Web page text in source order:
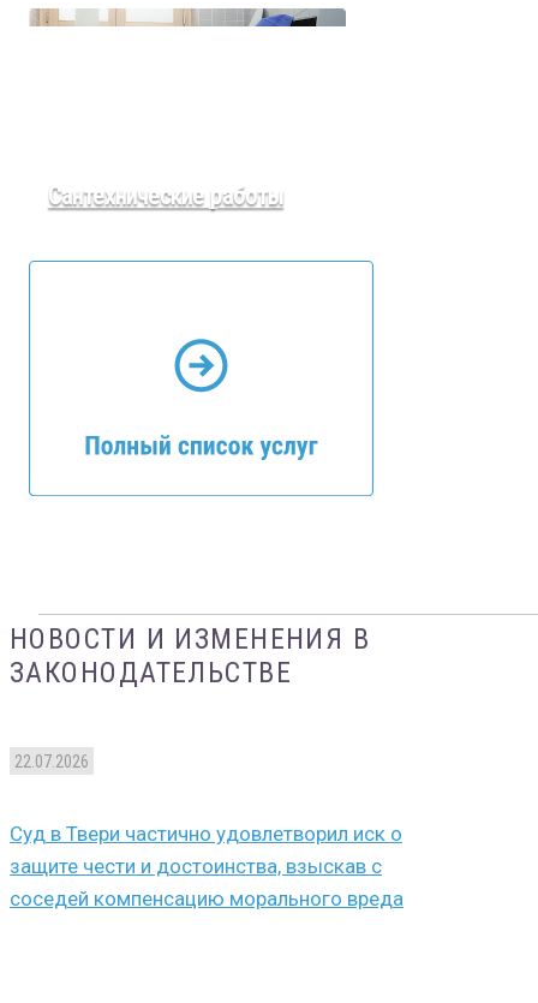
Сантехнические работы
НОВОСТИ И ИЗМЕНЕНИЯ В
ЗАКОНОДАТЕЛЬСТВЕ
22.07.2026
Суд в Твери частично удовлетворил иск о
защите чести и достоинства, взыскав с
соседей компенсацию морального вреда